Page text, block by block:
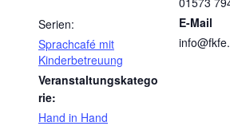
Serien:
Sprachcafé mit
Kinderbetreuung
Veranstaltungskatego
rie:
Hand in Hand
E-Mail